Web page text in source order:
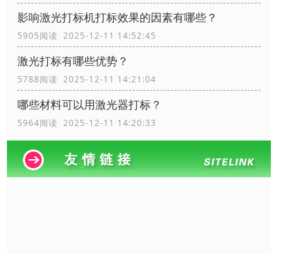
影响激光打标机打标效果的因素有哪些？
5905阅读 2025-12-11 14:52:45
激光打标有哪些优势？
5788阅读 2025-12-11 14:21:04
哪些材料可以用激光器打标？
5964阅读 2025-12-11 14:20:33